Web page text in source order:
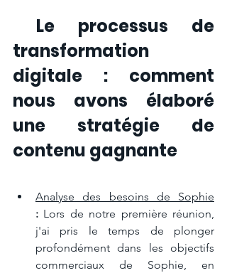
Le processus de
transformation
digitale : comment
nous avons élaboré
une stratégie de
contenu gagnante
Analyse des besoins de Sophie
: Lors de notre première réunion,
j'ai pris le temps de plonger
profondément dans les objectifs
commerciaux de Sophie, en